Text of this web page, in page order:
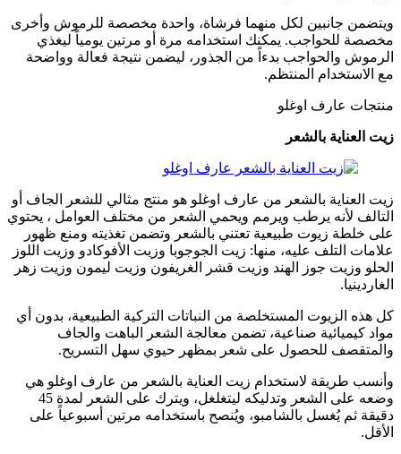
ويتضمن جانبين لكل منهما فرشاة، واحدة مخصصة للرموش وأخرى
مخصصة للحواجب. يمكنك استخدامه مرة أو مرتين يومياً ليغذي
الرموش والحواجب بدءاً من الجذور، ليضمن نتيجة فعالة وواضحة
مع الاستخدام المنتظم.
منتجات عارف اوغلو
زيت العناية بالشعر
زيت العناية بالشعر من عارف اوغلو هو منتج مثالي للشعر الجاف أو
التالف لأنه يرطب ويرمم ويحمي الشعر من مختلف العوامل ، يحتوي
على خلطة زيوت طبيعية تعتني بالشعر وتضمن تغذيته ومنع ظهور
علامات التلف عليه، منها: زيت الجوجوبا وزيت الأفوكادو وزيت اللوز
الحلو وزيت جوز الهند وزيت قشر الغريفون وزيت ليمون وزيت زهر
الغاردينيا.
كل هذه الزيوت المستخلصة من النباتات التركية الطبيعية، بدون أي
مواد كيميائية صناعية، تضمن معالجة الشعر الباهت والجاف
والمتقصف للحصول على شعر بمظهر حيوي سهل التسريح.
وأنسب طريقة لاستخدام زيت العناية بالشعر من عارف اوغلو هي
وضعه على الشعر وتدليكه ليتغلغل، ويترك على الشعر لمدة 45
دقيقة ثم يُغسل بالشامبو، ويُنصح باستخدامه مرتين أسبوعياً على
الأقل.